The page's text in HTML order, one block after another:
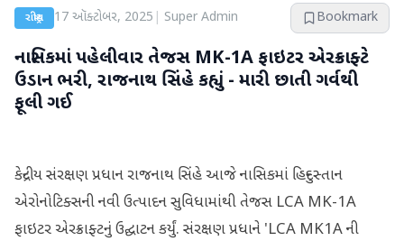
રાષ્ટ્રીય 17 ઑક્ટોબર, 2025 Super Admin Bookmark
નાસિકમાં પહેલીવાર તેજસ MK-1A ફાઇટર એરક્રાફ્ટે
ઉડાન ભરી, રાજનાથ સિંહે કહ્યું - મારી છાતી ગર્વથી
ફૂલી ગઈ
કેન્દ્રીય સંરક્ષણ પ્રધાન રાજનાથ સિંહે આજે નાસિકમાં હિન્દુસ્તાન
એરોનોટિક્સની નવી ઉત્પાદન સુવિધામાંથી તેજસ LCA MK-1A
ફાઇટર એરક્રાફ્ટનું ઉદ્ઘાટન કર્યું. સંરક્ષણ પ્રધાને 'LCA MK1A ની